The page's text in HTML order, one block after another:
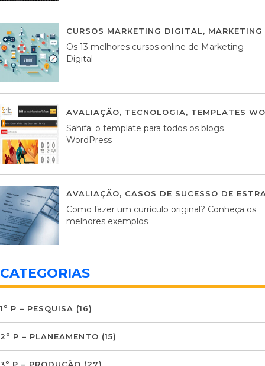
CURSOS MARKETING DIGITAL,
Os 13 melhores cursos online de Marketing
Digital
AVALIAÇÃO, TECNOLOGIA, TEMPLATES
Sahifa: o template para todos os blogs
WordPress
AVALIAÇÃO, CASOS DE SUCESSO DE
Como fazer um currículo original? Conheça os
melhores exemplos
CATEGORIAS
1º P – PESQUISA (16)
2º P – PLANEAMENTO (15)